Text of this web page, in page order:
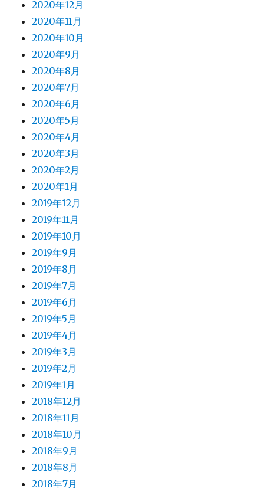
2020年12月
2020年11月
2020年10月
2020年9月
2020年8月
2020年7月
2020年6月
2020年5月
2020年4月
2020年3月
2020年2月
2020年1月
2019年12月
2019年11月
2019年10月
2019年9月
2019年8月
2019年7月
2019年6月
2019年5月
2019年4月
2019年3月
2019年2月
2019年1月
2018年12月
2018年11月
2018年10月
2018年9月
2018年8月
2018年7月